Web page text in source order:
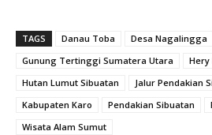
TAGS Danau Toba Desa Nagalingga
Gunung Tertinggi Sumatera Utara
Hery
Hutan Lumut Sibuatan
Jalur Pendakian
Kabupaten Karo
Pendakian Sibuatan
Wisata Alam Sumut